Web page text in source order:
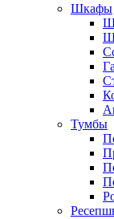
Шкафы
Тумбы